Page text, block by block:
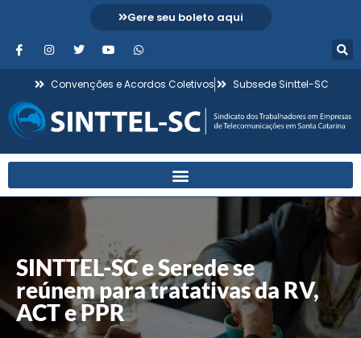
Gere seu boleto aqui
Convenções e Acordos Coletivos Subsede Sinttel-SC
SINTTEL-SC e Serede se
reúnem para tratativas da RV,
ACT e PPR